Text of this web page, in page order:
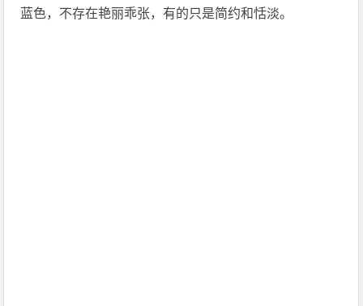
蓝色，不存在艳丽乖张，有的只是简约和恬淡。